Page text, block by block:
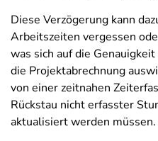
Diese Verzögerung kann
Arbeitszeiten vergessen
was sich auf die
die Projektabrechnung
von einer zeitnahen
Rückstau nicht erfasster
aktualisiert werden müssen.